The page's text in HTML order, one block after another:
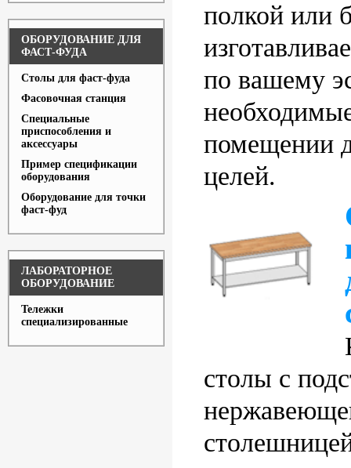
ОБОРУДОВАНИЕ ДЛЯ
ФАСТ-ФУДА
Столы для фаст-фуда
Фасовочная станция
Специальные
приспособления и
аксессуары
Пример спецификации
оборудования
Оборудование для точки
фаст-фуд
ЛАБОРАТОРНОЕ
ОБОРУДОВАНИЕ
Тележки
специализированные
полкой или
по вашему
помещении
целей.
столы с